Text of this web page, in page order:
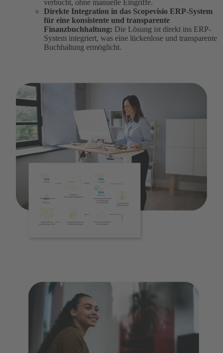
verbucht, ohne manuelle Eingriffe.
Direkte Integration in das Scopevisio ERP-System
für eine konsistente und transparente
Finanzbuchhaltung: Die Lösung ist direkt ins ERP-
System integriert, was eine lückenlose und transparente
Buchhaltung ermöglicht.